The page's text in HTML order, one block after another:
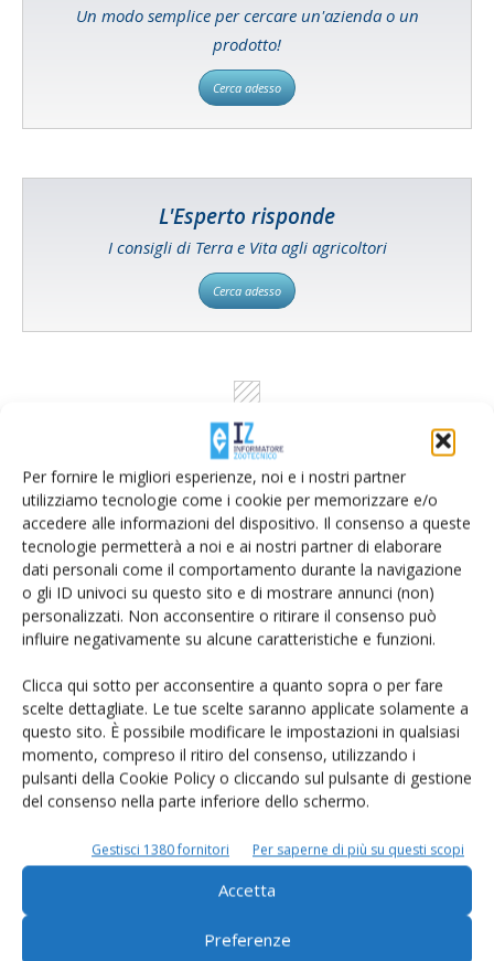
Per fornire le migliori esperienze, noi e i nostri partner
utilizziamo tecnologie come i cookie per memorizzare e/o
accedere alle informazioni del dispositivo. Il consenso a queste
tecnologie permetterà a noi e ai nostri partner di elaborare
dati personali come il comportamento durante la navigazione
o gli ID univoci su questo sito e di mostrare annunci (non)
personalizzati. Non acconsentire o ritirare il consenso può
influire negativamente su alcune caratteristiche e funzioni.
Clicca qui sotto per acconsentire a quanto sopra o per fare
scelte dettagliate. Le tue scelte saranno applicate solamente a
questo sito. È possibile modificare le impostazioni in qualsiasi
momento, compreso il ritiro del consenso, utilizzando i
pulsanti della Cookie Policy o cliccando sul pulsante di gestione
del consenso nella parte inferiore dello schermo.
Gestisci 1380 fornitori Per saperne di più su questi scopi
Accetta
Preferenze
Un modo semplice per cercare un'azienda o un
prodotto!
Cerca adesso
L'Esperto risponde
I consigli di Terra e Vita agli agricoltori
Cerca adesso
Rimani aggiornato sul mondo
dell’agricoltura
Iscriviti alle nostre newsletter